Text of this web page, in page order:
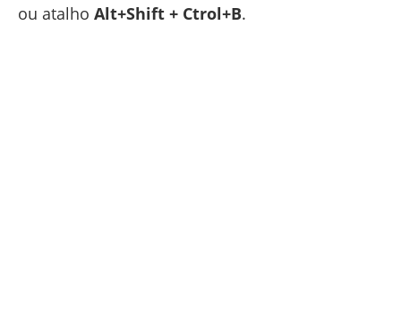
ou atalho Alt+Shift + Ctrol+B.